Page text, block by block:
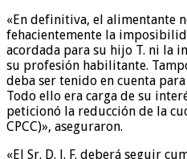
«En definitiva, el alimentante
fehacientemente la
acordada para su hijo T. ni la
su profesión habilitante.
deba ser tenido en cuenta
Todo ello era carga de su
peticionó la reducción de la
CPCC)», aseguraron.
«El Sr. D. J. F. deberá seguir